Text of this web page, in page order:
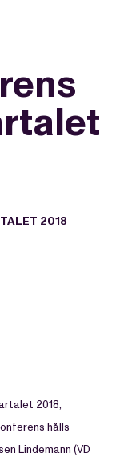
2018
2018,
hålls
Lindemann (VD